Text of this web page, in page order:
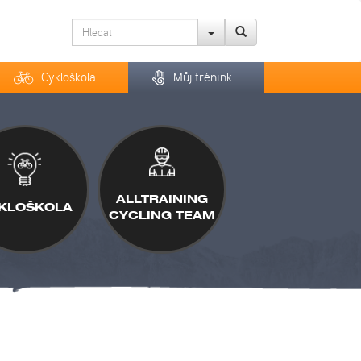
Cykloškola Můj trénink
ALLTRAINING
CYCLING TEAM